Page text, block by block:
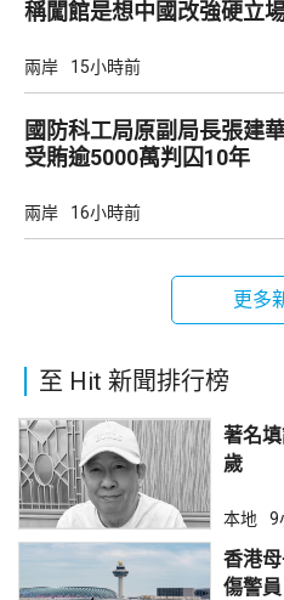
稱闖館是想中國改強硬立
兩岸 15小時前
國防科工局原副局長張建
受賄逾5000萬判囚10年
兩岸 16小時前
更多
至 Hit 新聞排行榜
著名填
歲
本地 9
香港